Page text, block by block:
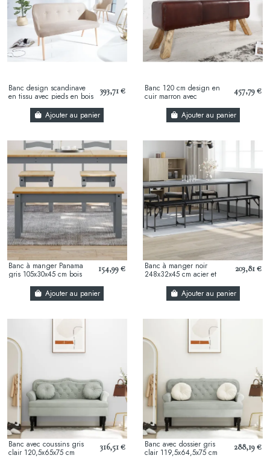
Banc design scandinave
en tissu avec pieds en bois
393,71 €
Ajouter au panier
Banc 120 cm design en
cuir marron avec
457,79 €
Ajouter au panier
Banc à manger Panama
gris 105x30x45 cm bois
154,99 €
Ajouter au panier
Banc à manger noir
248x32x45 cm acier et
203,81 €
Ajouter au panier
Banc avec coussins gris
clair 120,5x65x75 cm
316,51 € Banc avec dossier gris
clair 119,5x64,5x75 cm
288,19 €